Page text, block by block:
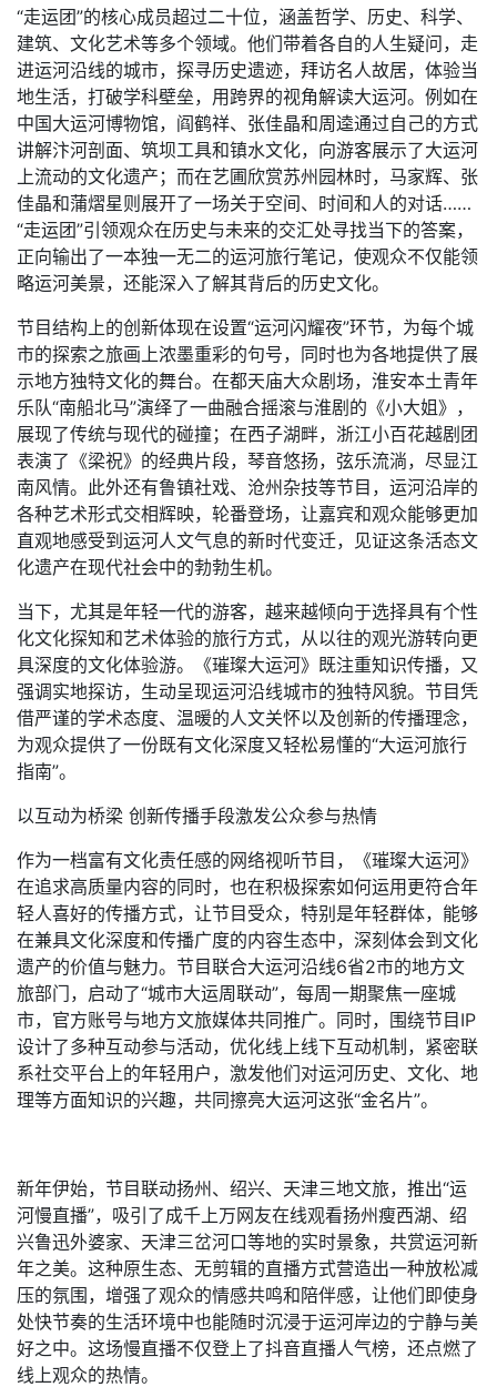
“走运团”的核心成员超过二十位，涵盖哲学、历史、科学、
建筑、文化艺术等多个领域。他们带着各自的人生疑问，走
进运河沿线的城市，探寻历史遗迹，拜访名人故居，体验当
地生活，打破学科壁垒，用跨界的视角解读大运河。例如在
中国大运河博物馆，阎鹤祥、张佳晶和周逵通过自己的方式
讲解汴河剖面、筑坝工具和镇水文化，向游客展示了大运河
上流动的文化遗产；而在艺圃欣赏苏州园林时，马家辉、张
佳晶和蒲熠星则展开了一场关于空间、时间和人的对话……
“走运团”引领观众在历史与未来的交汇处寻找当下的答案，
正向输出了一本独一无二的运河旅行笔记，使观众不仅能领
略运河美景，还能深入了解其背后的历史文化。
节目结构上的创新体现在设置“运河闪耀夜”环节，为每个城
市的探索之旅画上浓墨重彩的句号，同时也为各地提供了展
示地方独特文化的舞台。在都天庙大众剧场，淮安本土青年
乐队“南船北马”演绎了一曲融合摇滚与淮剧的《小大姐》，
展现了传统与现代的碰撞；在西子湖畔，浙江小百花越剧团
表演了《梁祝》的经典片段，琴音悠扬，弦乐流淌，尽显江
南风情。此外还有鲁镇社戏、沧州杂技等节目，运河沿岸的
各种艺术形式交相辉映，轮番登场，让嘉宾和观众能够更加
直观地感受到运河人文气息的新时代变迁，见证这条活态文
化遗产在现代社会中的勃勃生机。
当下，尤其是年轻一代的游客，越来越倾向于选择具有个性
化文化探知和艺术体验的旅行方式，从以往的观光游转向更
具深度的文化体验游。《璀璨大运河》既注重知识传播，又
强调实地探访，生动呈现运河沿线城市的独特风貌。节目凭
借严谨的学术态度、温暖的人文关怀以及创新的传播理念，
为观众提供了一份既有文化深度又轻松易懂的“大运河旅行
指南”。
以互动为桥梁 创新传播手段激发公众参与热情
作为一档富有文化责任感的网络视听节目，《璀璨大运河》
在追求高质量内容的同时，也在积极探索如何运用更符合年
轻人喜好的传播方式，让节目受众，特别是年轻群体，能够
在兼具文化深度和传播广度的内容生态中，深刻体会到文化
遗产的价值与魅力。节目联合大运河沿线6省2市的地方文
旅部门，启动了“城市大运周联动”，每周一期聚焦一座城
市，官方账号与地方文旅媒体共同推广。同时，围绕节目IP
设计了多种互动参与活动，优化线上线下互动机制，紧密联
系社交平台上的年轻用户，激发他们对运河历史、文化、地
理等方面知识的兴趣，共同擦亮大运河这张“金名片”。
新年伊始，节目联动扬州、绍兴、天津三地文旅，推出“运
河慢直播”，吸引了成千上万网友在线观看扬州瘦西湖、绍
兴鲁迅外婆家、天津三岔河口等地的实时景象，共赏运河新
年之美。这种原生态、无剪辑的直播方式营造出一种放松减
压的氛围，增强了观众的情感共鸣和陪伴感，让他们即使身
处快节奏的生活环境中也能随时沉浸于运河岸边的宁静与美
好之中。这场慢直播不仅登上了抖音直播人气榜，还点燃了
线上观众的热情。